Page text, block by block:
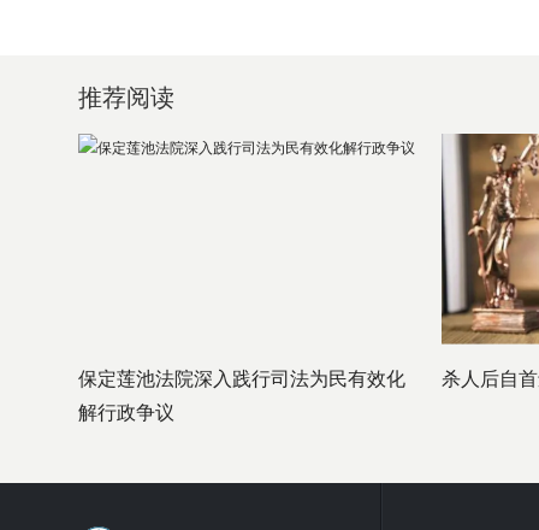
推荐阅读
保定莲池法院深入践行司法为民有效化
解行政争议
杀人后自